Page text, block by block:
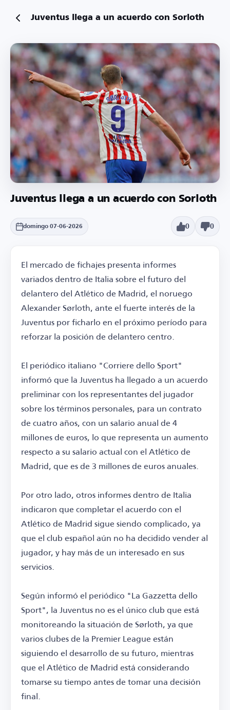
Juventus llega a un acuerdo con Sorloth
Juventus llega a un acuerdo con Sorloth
domingo 07-06-2026 0 0
El mercado de fichajes presenta informes
variados dentro de Italia sobre el futuro del
delantero del Atlético de Madrid, el noruego
Alexander Sørloth, ante el fuerte interés de la
Juventus por ficharlo en el próximo período para
reforzar la posición de delantero centro.
El periódico italiano "Corriere dello Sport"
informó que la Juventus ha llegado a un acuerdo
preliminar con los representantes del jugador
sobre los términos personales, para un contrato
de cuatro años, con un salario anual de 4
millones de euros, lo que representa un aumento
respecto a su salario actual con el Atlético de
Madrid, que es de 3 millones de euros anuales.
Por otro lado, otros informes dentro de Italia
indicaron que completar el acuerdo con el
Atlético de Madrid sigue siendo complicado, ya
que el club español aún no ha decidido vender al
jugador, y hay más de un interesado en sus
servicios.
Según informó el periódico "La Gazzetta dello
Sport", la Juventus no es el único club que está
monitoreando la situación de Sørloth, ya que
varios clubes de la Premier League están
siguiendo el desarrollo de su futuro, mientras
que el Atlético de Madrid está considerando
tomarse su tiempo antes de tomar una decisión
final.